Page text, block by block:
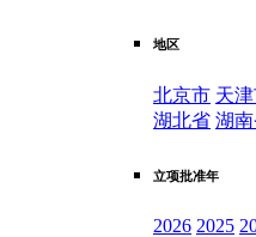
地区
北京市 天
湖北省 湖
立项批准年
2026 2025